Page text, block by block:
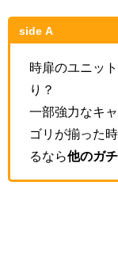
side A
時扉のユニッ
り？
一部強力なキ
ゴリが揃った
るなら他のガ